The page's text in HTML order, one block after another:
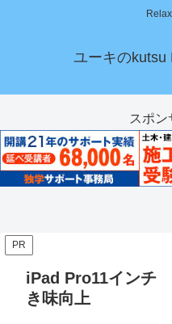
ユーキのkutsu
スポン
PR
iPad Pro11インチ
き味向上